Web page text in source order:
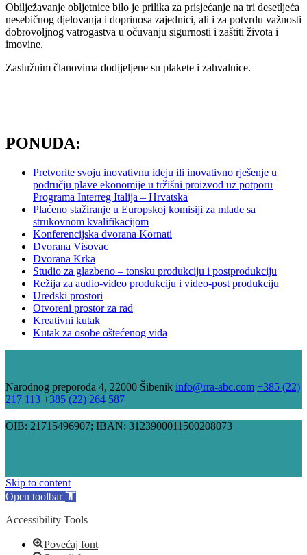
Obilježavanje obljetnice bilo je prilika za prisjećanje na tri desetljeća
nesebičnog djelovanja i doprinosa zajednici, ali i za potvrdu važnosti
dobrovoljnog vatrogastva u očuvanju sigurnosti i zaštiti života i
imovine.
Zaslužnim članovima dodijeljene su plakete i zahvalnice.
PONUDA:
Pretvorite svoju inovativnu ideju ili inovativno rješenje u
području plave ekonomije u tržišni proizvod uz potporu
Programa Interreg Italija – Hrvatska
Plaćeno stažiranje u Europskoj komisiji za mlade sa
strukovnom kvalifikacijom
Konferencijska dvorana Kornati
Dvorana Visovac
Dvorana Krka
Studio za glazbeno – tonsku produkciju i postprodukciju
Režija za audio-video produkciju i video-post produkciju
Uredski prostori
Otvoreni prostor za rad
Kreativni kutak
Kutak za osobe oštećenog vida
Narodnog preporoda 4, 22000 Šibenik info@rra-abc.com +385 (22)
217 113 +385 (22) 264 587
OIB: 21715496907; IBAN: 3123900011500208073
Skip to content
Open toolbar
Accessibility Tools
Povećaj font